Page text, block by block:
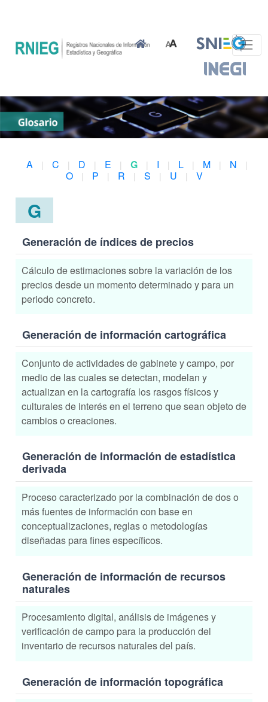
A | C | D | E | G | I | L | M | N |
O | P | R | S | U | V
G
Generación de índices de precios
Cálculo de estimaciones sobre la variación de los
precios desde un momento determinado y para un
periodo concreto.
Generación de información cartográfica
Conjunto de actividades de gabinete y campo, por
medio de las cuales se detectan, modelan y
actualizan en la cartografía los rasgos físicos y
culturales de interés en el terreno que sean objeto de
cambios o creaciones.
Generación de información de estadística
derivada
Proceso caracterizado por la combinación de dos o
más fuentes de información con base en
conceptualizaciones, reglas o metodologías
diseñadas para fines específicos.
Generación de información de recursos
naturales
Procesamiento digital, análisis de imágenes y
verificación de campo para la producción del
inventario de recursos naturales del país.
Generación de información topográfica